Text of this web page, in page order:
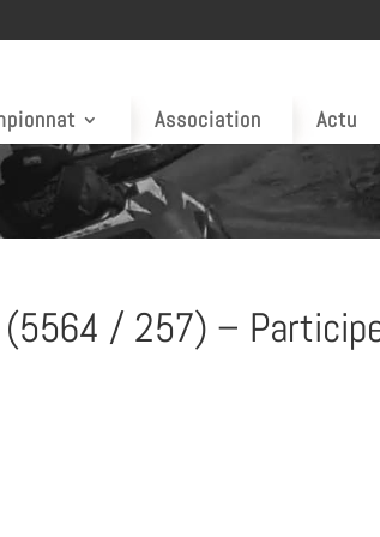
Association Actu
/ 257) –